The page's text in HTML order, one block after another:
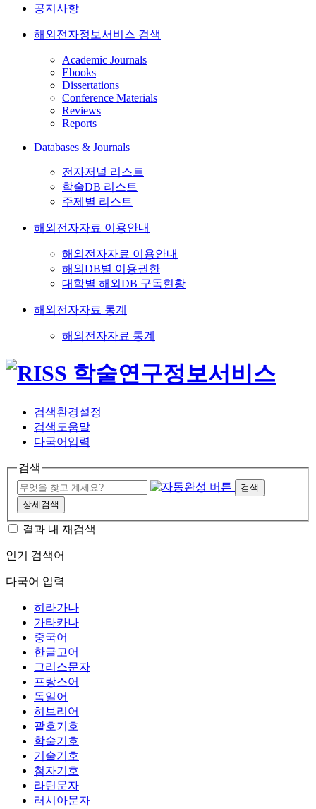
공지사항
해외전자정보서비스 검색
Academic Journals
Ebooks
Dissertations
Conference Materials
Reviews
Reports
Databases & Journals
전자저널 리스트
학술DB 리스트
주제별 리스트
해외전자자료 이용안내
해외전자자료 이용안내
해외DB별 이용권한
대학별 해외DB 구독현황
해외전자자료 통계
해외전자자료 통계
검색환경설정
검색도움말
다국어입력
검색
검색
상세검색
결과 내 재검색
인기 검색어
다국어 입력
히라가나
가타카나
중국어
한글고어
그리스문자
프랑스어
독일어
히브리어
괄호기호
학술기호
기술기호
첨자기호
라틴문자
러시아문자